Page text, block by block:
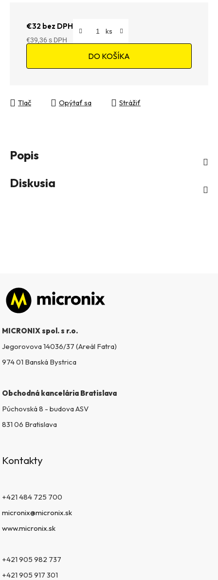
€32 bez DPH
€39,36
DO KOŠÍKA
Tlač Opýtať sa Strážiť
Popis
Diskusia
Zápätie
MICRONIX spol. s r.o.
Jegorovova 14036/37 (Areál Fatra)
974 01 Banská Bystrica
Obchodná kancelária Bratislava
Púchovská 8 - budova ASV
831 06 Bratislava
Kontakty
+421 484 725 700
micronix@micronix.sk
www.micronix.sk
+421 905 982 737
+421 905 917 301